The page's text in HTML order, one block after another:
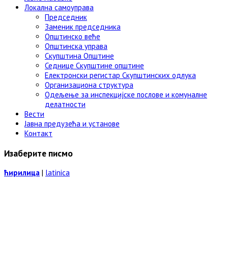
Локална самоуправа
Председник
Заменик председника
Општинско веће
Општинска управа
Скупштина Општине
Седнице Скупштине општине
Електронски регистар Скупштинских одлука
Организациона структура
Одељење за инспекцијске послове и комуналне
делатности
Вести
Јавна предузећа и установе
Контакт
Изаберите писмо
ћирилица | latinica